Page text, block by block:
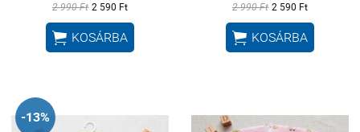
2 990 Ft 2 590 Ft
 KOSÁRBA
2 990 Ft 2 590 Ft
 KOSÁRBA
-13%